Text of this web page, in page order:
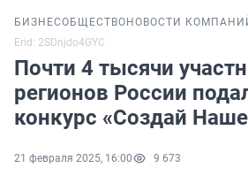
БИЗНЕСОБЩЕСТВО НОВОСТИ
Erid: 2SDnjdo4GYC
Почти 4 тысячи
регионов России
конкурс «Создай
21 февраля 2025, 16:00 9 673